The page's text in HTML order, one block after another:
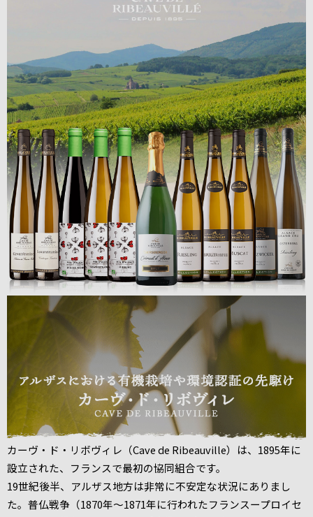
カーヴ・ド・リボヴィレ（Cave de Ribeauville）は、1895年に
設立された、フランスで最初の協同組合です。
19世紀後半、アルザス地方は非常に不安定な状況にありまし
た。普仏戦争（1870年～1871年に行われたフランスープロイセ